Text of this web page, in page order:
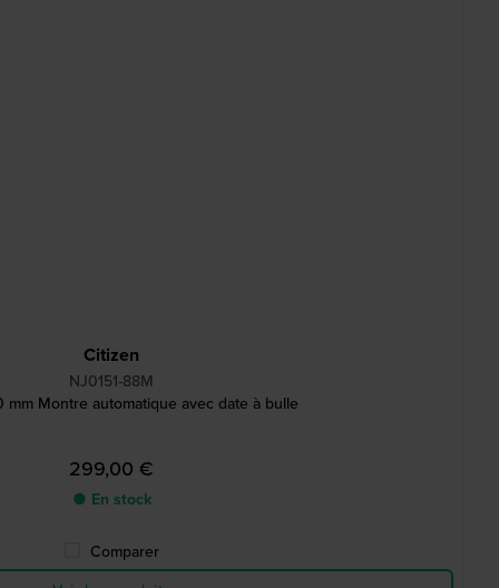
Citizen
NJ0151-88M
mm Montre automatique avec date à bulle
299,00 €
● En stock
Comparer